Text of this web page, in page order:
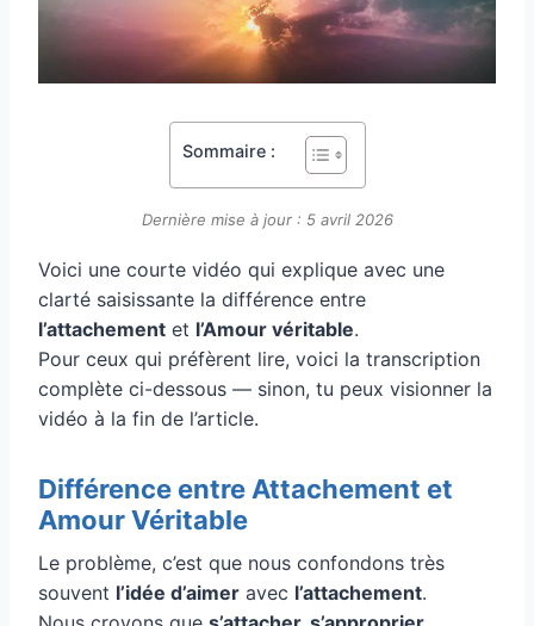
Sommaire :
Dernière mise à jour : 5 avril 2026
Voici une courte vidéo qui explique avec une
clarté saisissante la différence entre
l’attachement et l’Amour véritable.
Pour ceux qui préfèrent lire, voici la transcription
complète ci-dessous — sinon, tu peux visionner la
vidéo à la fin de l’article.
Différence entre Attachement et
Amour Véritable
Le problème, c’est que nous confondons très
souvent l’idée d’aimer avec l’attachement.